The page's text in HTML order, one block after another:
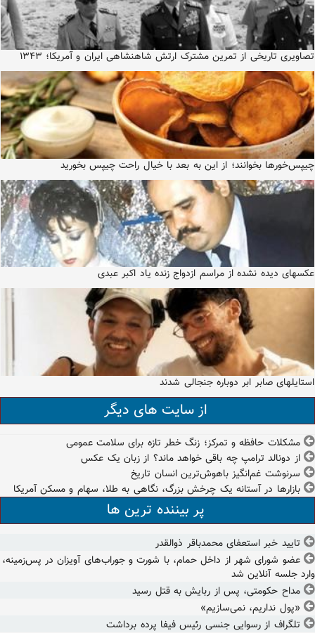
تصاویری تاریخی از تمرین مشترک ارتش شاهنشاهی ایران و آمریکا؛ ۱۳۴۳
چیپس‌خورها بخوانند؛ از این به بعد با خیال راحت چیپس بخورید
عکسهای دیده نشده از مراسم ازدواج زنده یاد اکبر عبدی
استایلهای صابر ابر دوباره جنجالی شدند
از سایت های دیگر
مشکلات حافظه و تمرکز؛ زنگ خطر تازه برای سلامت عمومی
از دونالد ترامپ چه باقی خواهد ماند؟ از زبان یک عکس
سرنوشت غم‌انگیز باهوش‌ترین انسان تاریخ
بازارها در آستانه یک چرخش بزرگ، نگاهی به طلا، سهام و مسکن آمریکا
پر بیننده ترین ها
تایید خبر استعفای محمدباقر ذوالقدر
عضو شورای شهر از داخل حمام، با شورت و جوراب‌های آویزان در پس‌زمینه،
وارد جلسه آنلاین شد
مداح حکومتی، پس از ربایش به قتل رسید
«پول نداریم، نمی‌سازیم»
تلگراف از رسوایی جنسی رئیس فیفا پرده برداشت